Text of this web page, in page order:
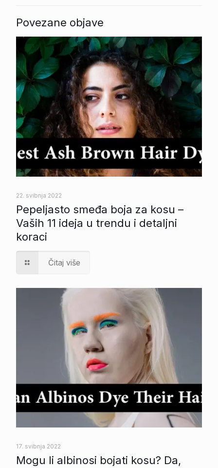
Povezane objave
22. svibnja 2022
Pepeljasto smeđa boja za kosu –
Vaših 11 ideja u trendu i detaljni
koraci
Čitaj više
17. svibnja 2022
Mogu li albinosi bojati kosu? Da,